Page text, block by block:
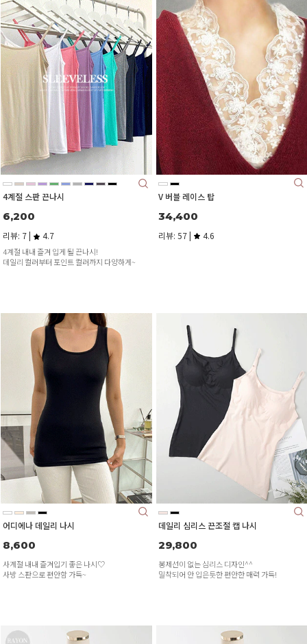
4계절 스판 끈나시
6,200
리뷰: 7 | 4.7
4계절 내내 즐겨 입게 될 끈나시!
데일리 컬러부터 포인트 컬러까지 다양하게~
V 버블 레이스 탑
34,400
리뷰: 57 | 4.6
어디에나 데일리 나시
8,600
사계절 내내 즐겨입기 좋은 나시♡
사방 스판으로 편안함 가득~
데일리 심리스 끈조절 캡 나시
29,800
봉제선이 없는 심리스 디자인^^
밀착되어 안 입은듯한 편안한 매력 가득!